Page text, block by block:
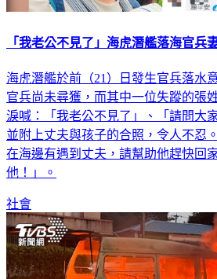
「我老公不見了」海虎潛艦落海官兵
海虎潛艦於前（21）日發生官兵落水
官兵尚未尋獲，而其中一位失蹤的張
淚喊：「我老公不見了」、「請問大
並附上丈夫與孩子的合照，令人不忍
在海邊有遇到丈夫，請幫助他趕快回
他！」。
社會